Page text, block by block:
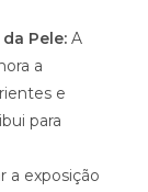
Pele: A
a
e
para
a exposição